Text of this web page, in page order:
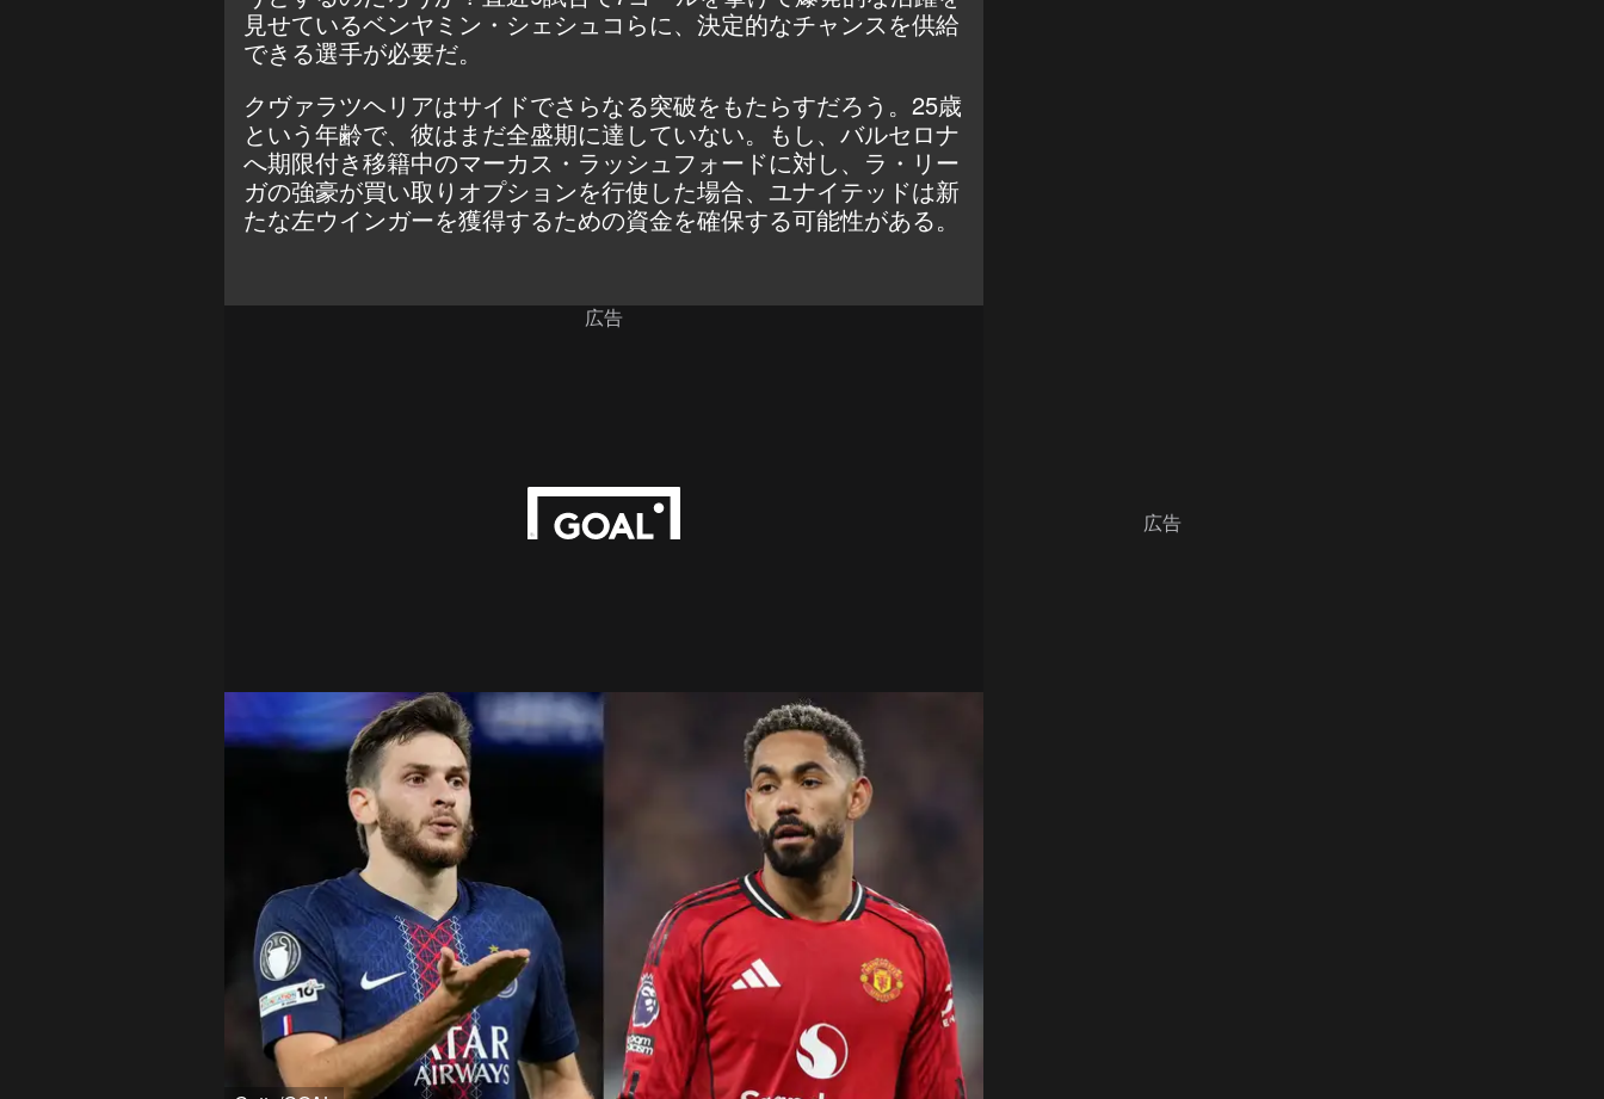
見せているベンヤミン・シェシュコらに、決定的なチャンスを供給
できる選手が必要だ。
クヴァラツヘリアはサイドでさらなる突破をもたらすだろう。25歳
という年齢で、彼はまだ全盛期に達していない。もし、バルセロナ
へ期限付き移籍中のマーカス・ラッシュフォードに対し、ラ・リー
ガの強豪が買い取りオプションを行使した場合、ユナイテッドは新
たな左ウインガーを獲得するための資金を確保する可能性がある。
広告